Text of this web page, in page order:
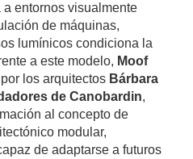
entornos visualmente
de máquinas,
lumínicos condiciona la
a este modelo, Moof
los arquitectos Bárbara
de Canobardin,
al concepto de
modular,
de adaptarse a futuros